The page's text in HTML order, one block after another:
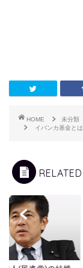
HOME
未分類
イバンカ基金と